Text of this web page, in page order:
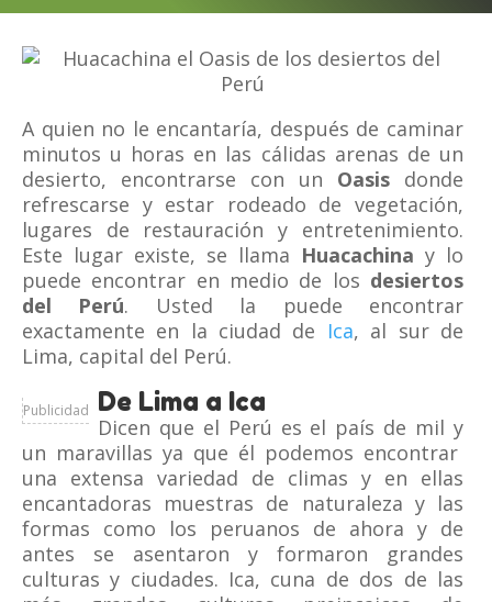
A quien no le encantaría, después de caminar
minutos u horas en las cálidas arenas de un
desierto, encontrarse con un Oasisdonde
refrescarse y estar rodeado de vegetación,
lugares de restauración y entretenimiento.
Este lugar existe, se llama Huacachina y lo
puede encontrar en medio de los desiertos
del Perú. Usted la puede encontrar
exactamente en la ciudad de Ica, al sur de
Lima, capital del Perú.
Publicidad De Lima a Ica
Dicen que el Perú es el país de mil y
un maravillas ya que él podemos encontrar
una extensa variedad de climas y en ellas
encantadoras muestras de naturaleza y las
formas como los peruanos de ahora y de
antes se asentaron y formaron grandes
culturas y ciudades. Ica, cuna de dos de las